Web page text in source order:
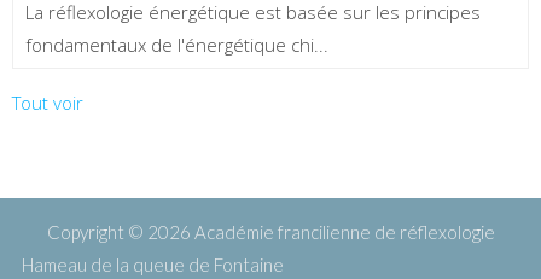
La réflexologie énergétique est basée sur les principes
fondamentaux de l'énergétique chi...
Tout voir
Copyright © 2026 Académie francilienne de réflexologie
Hameau de la queue de Fontaine